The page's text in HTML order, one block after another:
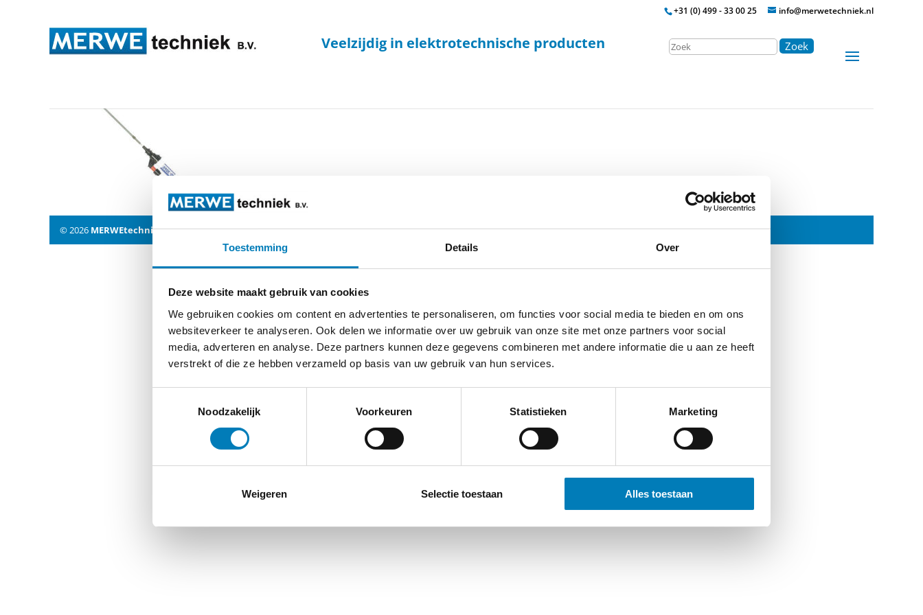
Toestemming Details Over
Deze website maakt gebruik van cookies
We gebruiken cookies om content en advertenties te personaliseren, om functies voor social media te bieden en om ons
websiteverkeer te analyseren. Ook delen we informatie over uw gebruik van onze site met onze partners voor social
media, adverteren en analyse. Deze partners kunnen deze gegevens combineren met andere informatie die u aan ze heeft
verstrekt of die ze hebben verzameld op basis van uw gebruik van hun services.
Noodzakelijk
Voorkeuren Statistieken Marketing
Weigeren Selectie toestaan Alles toestaan
+31 (0) 499 - 33 00 25 info@merwetechniek.nl
Veelzijdig in elektrotechnische producten Zoek
© 2026 MERWEtechniek B.V.-Disclaimer-Privacy Policy-Cookieverklaring-Verdere contact gegevens